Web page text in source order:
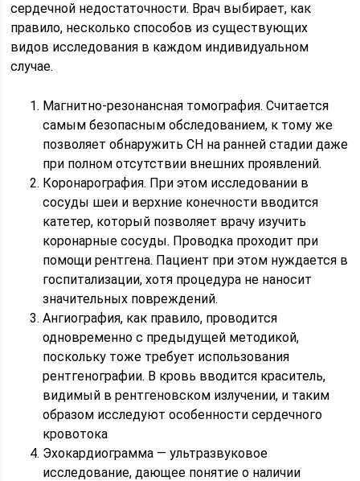
сердечной недостаточности. Врач выбирает, как
правило, несколько способов из существующих
видов исследования в каждом индивидуальном
случае.
Магнитно-резонансная томография. Считается
самым безопасным обследованием, к тому же
позволяет обнаружить СН на ранней стадии даже
при полном отсутствии внешних проявлений.
Коронарография. При этом исследовании в
сосуды шеи и верхние конечности вводится
катетер, который позволяет врачу изучить
коронарные сосуды. Проводка проходит при
помощи рентгена. Пациент при этом нуждается в
госпитализации, хотя процедура не наносит
значительных повреждений.
Ангиография, как правило, проводится
одновременно с предыдущей методикой,
поскольку тоже требует использования
рентгенографии. В кровь вводится краситель,
видимый в рентгеновском излучении, и таким
образом исследуют особенности сердечного
кровотока
Эхокардиограмма — ультразвуковое
исследование, дающее понятие о наличии